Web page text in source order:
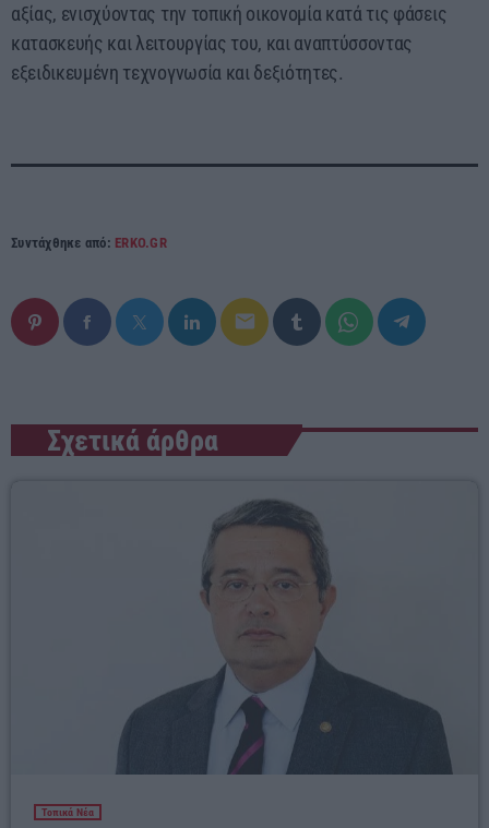
αξίας, ενισχύοντας την τοπική οικονομία κατά τις φάσεις
κατασκευής και λειτουργίας του, και αναπτύσσοντας
εξειδικευμένη τεχνογνωσία και δεξιότητες.
Συντάχθηκε από: ERKO.GR
email
Σχετικά άρθρα
Τοπικά Νέα